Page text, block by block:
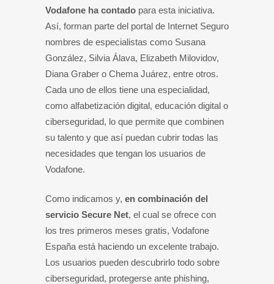
Vodafone ha contado para esta iniciativa.
Así, forman parte del portal de Internet Seguro
nombres de especialistas como Susana
González, Silvia Álava, Elizabeth Milovidov,
Diana Graber o Chema Juárez, entre otros.
Cada uno de ellos tiene una especialidad,
como alfabetización digital, educación digital o
ciberseguridad, lo que permite que combinen
su talento y que así puedan cubrir todas las
necesidades que tengan los usuarios de
Vodafone.
Como indicamos y, en combinación del
servicio Secure Net, el cual se ofrece con
los tres primeros meses gratis, Vodafone
España está haciendo un excelente trabajo.
Los usuarios pueden descubrirlo todo sobre
ciberseguridad, protegerse ante phishing,